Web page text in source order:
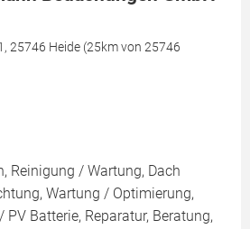
25746 Heide (25km von 25746
Reinigung / Wartung, Dach
Wartung / Optimierung,
Batterie, Reparatur, Beratung,